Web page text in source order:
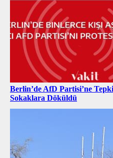
Berlin’de AfD Partisi’ne
Sokaklara Döküldü